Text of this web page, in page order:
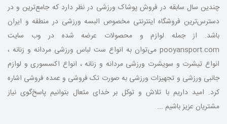
چندین سال سابقه در فروش پوشاک ورزشی در نظر دارد که جامع‌ترین و در
دسترس‌ترین فروشگاه اینترنتی مخصوص البسه ورزشی در منطقه و ایران
باشد. از جمله لوازم و محصولات عرضه شده در وب سایت
pooyansport.com می‌توان به انواع ست لباس ورزشی مردانه و زنانه ،
انواع تیشرت و سویشرت ورزشی مردانه و زنانه ، انواع اکسسوری و لوازم
جانبی ورزشی و تجهیزات ورزشی به صورت تک فروشی و عمده فروشی اشاره
کرد. امید داریم با تلاش و توکل بر خدای متعال بتوانیم پاسخ‌گوی نیاز
مشتریان عزیز باشیم ...